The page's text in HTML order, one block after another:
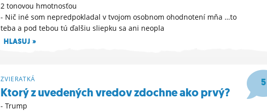
2 tonovou hmotnosťou
- Nič iné som nepredpokladal v tvojom osobnom ohodnotení mňa …to
teba a pod tebou tú ďalšiu sliepku sa ani neopla
HLASUJ »
5
ZVIERATKÁ
Ktorý z uvedených vredov zdochne ako prvý?
- Trump